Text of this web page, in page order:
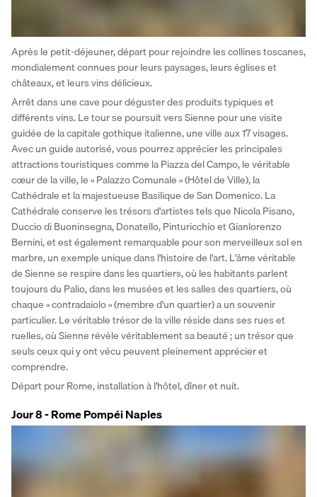
Après le petit-déjeuner, départ pour rejoindre les collines toscanes,
mondialement connues pour leurs paysages, leurs églises et
châteaux, et leurs vins délicieux.
Arrêt dans une cave pour déguster des produits typiques et
différents vins. Le tour se poursuit vers Sienne pour une visite
guidée de la capitale gothique italienne, une ville aux 17 visages.
Avec un guide autorisé, vous pourrez apprécier les principales
attractions touristiques comme la Piazza del Campo, le véritable
cœur de la ville, le « Palazzo Comunale » (Hôtel de Ville), la
Cathédrale et la majestueuse Basilique de San Domenico. La
Cathédrale conserve les trésors d'artistes tels que Nicola Pisano,
Duccio di Buoninsegna, Donatello, Pinturicchio et Gianlorenzo
Bernini, et est également remarquable pour son merveilleux sol en
marbre, un exemple unique dans l'histoire de l'art. L'âme véritable
de Sienne se respire dans les quartiers, où les habitants parlent
toujours du Palio, dans les musées et les salles des quartiers, où
chaque « contradaiolo » (membre d'un quartier) a un souvenir
particulier. Le véritable trésor de la ville réside dans ses rues et
ruelles, où Sienne révèle véritablement sa beauté ; un trésor que
seuls ceux qui y ont vécu peuvent pleinement apprécier et
comprendre.
Départ pour Rome, installation à l'hôtel, dîner et nuit.
Jour 8 - Rome Pompéi Naples